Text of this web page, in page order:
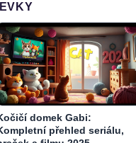
domek Gabi:
přehled seriálu,